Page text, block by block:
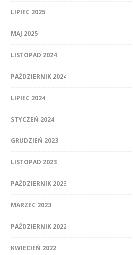
LIPIEC 2025
MAJ 2025
LISTOPAD 2024
PAŹDZIERNIK 2024
LIPIEC 2024
STYCZEŃ 2024
GRUDZIEŃ 2023
LISTOPAD 2023
PAŹDZIERNIK 2023
MARZEC 2023
PAŹDZIERNIK 2022
KWIECIEŃ 2022